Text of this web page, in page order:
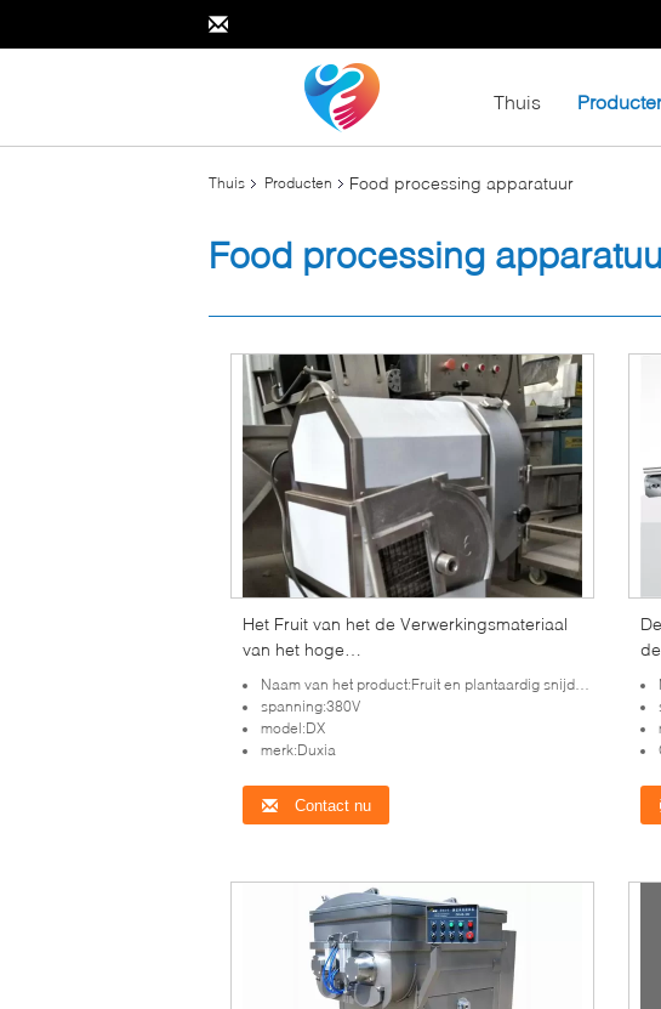
Thuis
Thuis Producten Food processing apparatuur
Food processing
Het Fruit van het de Verwerkingsmateriaal
van het hoge
Capaciteitsvoedsel/Plantaardige
Snijmachinemachine
Naam van het product:Fruit en plantaardig snijdende machine ingeblikt product die machine voorbereiden
spanning:380V
model:DX
merk:Duxia
Contact nu